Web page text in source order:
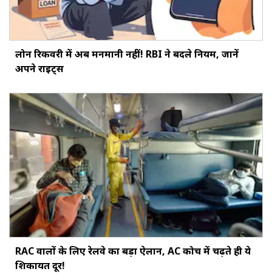
लोन रिकवरी में अब मनमानी नहीं! RBI ने बदले नियम, जानें
अपने राइट्स
RAC वालों के लिए रेलवे का बड़ा ऐलान, AC कोच में चढ़ते ही ये
शिकायत दूर!